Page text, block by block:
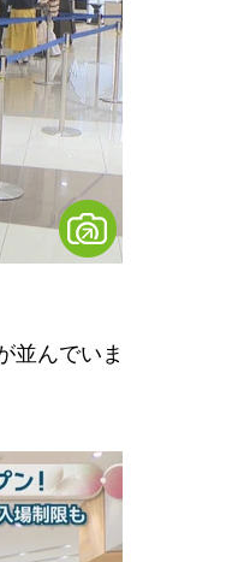
並んでいま